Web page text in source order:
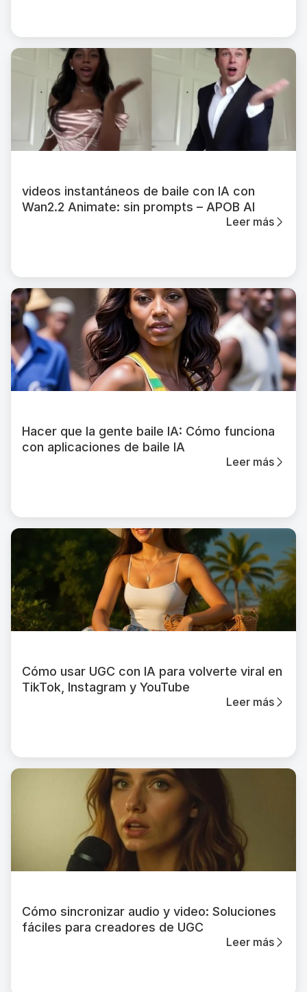
videos instantáneos de baile con IA con
Wan2.2 Animate: sin prompts – APOB AI
Leer más
Hacer que la gente baile IA: Cómo funciona
con aplicaciones de baile IA
Leer más
Cómo usar UGC con IA para volverte viral en
TikTok, Instagram y YouTube
Leer más
Cómo sincronizar audio y video: Soluciones
fáciles para creadores de UGC
Leer más